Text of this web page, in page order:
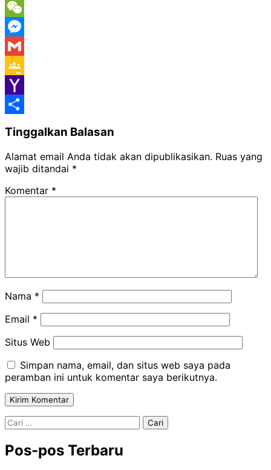
Message
WeChat
Messenger
Gmail
Google
Classroom
Yahoo
Tinggalkan Balasan
Alamat email Anda tidak akan dipublikasikan. Ruas yang
wajib ditandai *
Komentar *
Nama *
Email *
Situs Web
Simpan nama, email, dan situs web saya pada
peramban ini untuk komentar saya berikutnya.
Cari
Pos-pos Terbaru